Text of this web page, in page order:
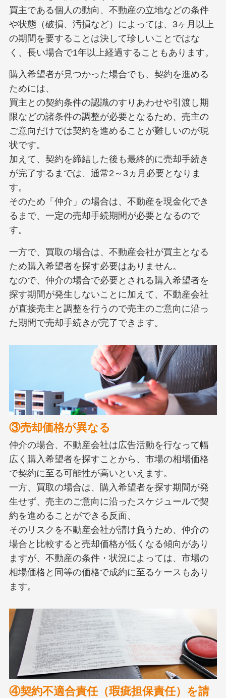
買主である個人の動向、不動産の立地などの条件
や状態（破損、汚損など）によっては、3ヶ月以上
の期間を要することは決して珍しいことではな
く、長い場合で1年以上経過することもあります。
購入希望者が見つかった場合でも、契約を進める
ためには、
買主との契約条件の認識のすりあわせや引渡し期
限などの諸条件の調整が必要となるため、売主の
ご意向だけでは契約を進めることが難しいのが現
状です。
加えて、契約を締結した後も最終的に売却手続き
が完了するまでは、通常2～3ヵ月必要となりま
す。
そのため「仲介」の場合は、不動産を現金化でき
るまで、一定の売却手続期間が必要となるので
す。
一方で、買取の場合は、不動産会社が買主となる
ため購入希望者を探す必要はありません。
なので、仲介の場合で必要とされる購入希望者を
探す期間が発生しないことに加えて、不動産会社
が直接売主と調整を行うので売主のご意向に沿っ
た期間で売却手続きが完了できます。
③売却価格が異なる
仲介の場合、不動産会社は広告活動を行なって幅
広く購入希望者を探すことから、市場の相場価格
で契約に至る可能性が高いといえます。
一方、買取の場合は、購入希望者を探す期間が発
生せず、売主のご意向に沿ったスケジュールで契
約を進めることができる反面、
そのリスクを不動産会社が請け負うため、仲介の
場合と比較すると売却価格が低くなる傾向があり
ますが、不動産の条件・状況によっては、市場の
相場価格と同等の価格で成約に至るケースもあり
ます。
④契約不適合責任（瑕疵担保責任）を請